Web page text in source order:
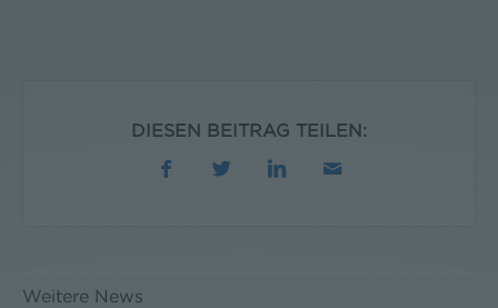
DIESEN BEITRAG TEILEN:
Weitere News